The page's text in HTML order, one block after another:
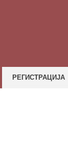
РЕГИСТРАЦИЈА